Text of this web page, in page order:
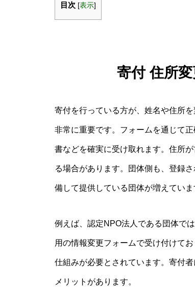
目次 [表示]
寄付 住所
寄付を行っている方が、姓名や住所
非常に重要です。フォームを通じて
書などを確実に受け取れます。住所
る場合があります。団体側も、登録
備して提供している団体が増えていま
例えば、認定NPO法人である団体で
用の情報変更フォームで受け付けて
仕組みが必要とされています。寄付
メリットがあります。